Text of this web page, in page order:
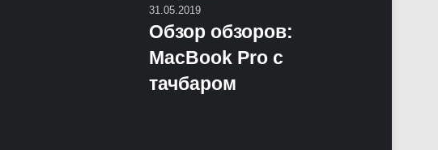
31.05.2019
Обзор обзоров:
MacBook Pro с
тачбаром